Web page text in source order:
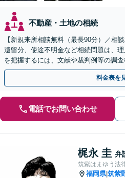
不動産・土地の相続
【新規来所相談無料（最長90分）／相
遺留分、使途不明金など相続問題は、
を把握するには、文献や裁判例等の調
は、闘えません。【駐車場有】
料金表を
電話でお問い合わせ
梶永 圭 弁
筑紫はまゆう法
福岡県|筑紫